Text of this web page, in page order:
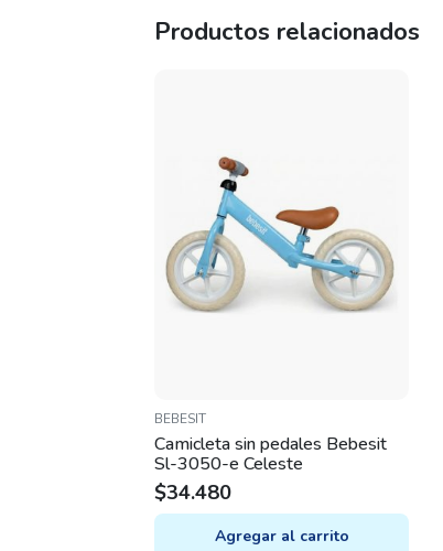
Productos relacionados
BEBESIT
Camicleta sin pedales Bebesit
Sl-3050-e Celeste
$34.480
Agregar al carrito